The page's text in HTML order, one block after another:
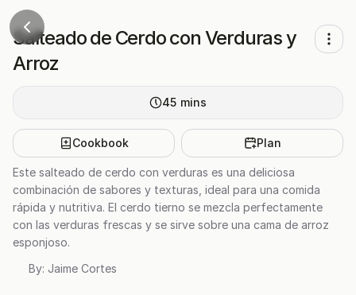
Salteado de Cerdo con Verduras y
Arroz
45 mins
Cookbook Plan
Este salteado de cerdo con verduras es una deliciosa
combinación de sabores y texturas, ideal para una comida
rápida y nutritiva. El cerdo tierno se mezcla perfectamente
con las verduras frescas y se sirve sobre una cama de arroz
esponjoso.
By: Jaime Cortes